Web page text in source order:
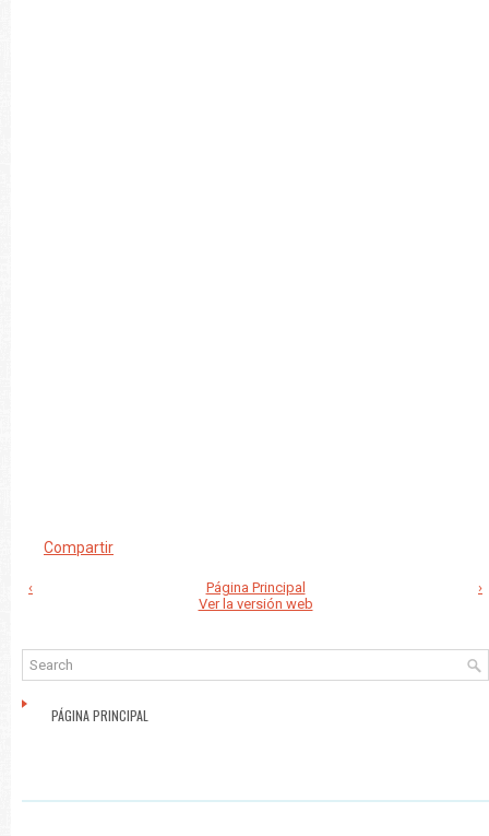
Compartir
‹ ›
Página Principal
Ver la versión web
PÁGINA PRINCIPAL